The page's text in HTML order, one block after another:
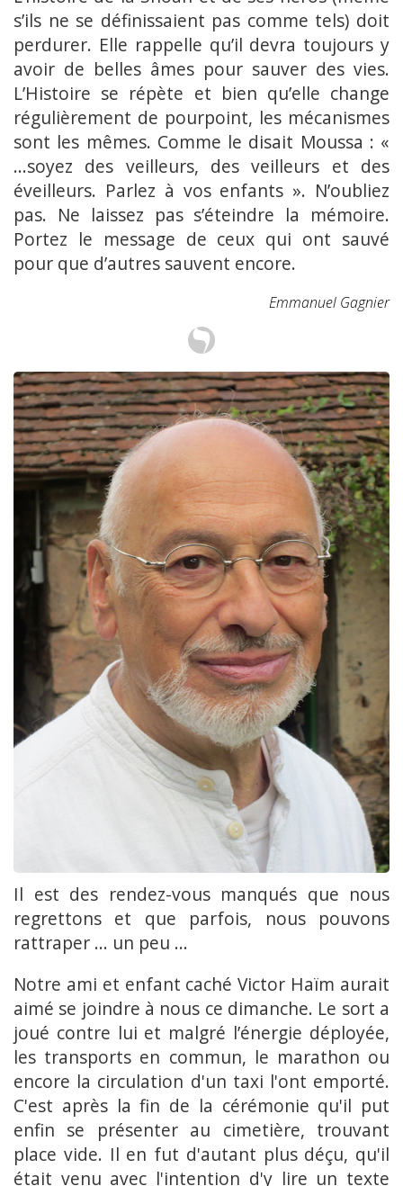
s’ils ne se définissaient pas comme tels) doit
perdurer. Elle rappelle qu’il devra toujours y
avoir de belles âmes pour sauver des vies.
L’Histoire se répète et bien qu’elle change
régulièrement de pourpoint, les mécanismes
sont les mêmes. Comme le disait Moussa : «
...soyez des veilleurs, des veilleurs et des
éveilleurs. Parlez à vos enfants ». N’oubliez
pas. Ne laissez pas s’éteindre la mémoire.
Portez le message de ceux qui ont sauvé
pour que d’autres sauvent encore.
Emmanuel Gagnier
Il est des rendez-vous manqués que nous
regrettons et que parfois, nous pouvons
rattraper ... un peu ...
Notre ami et enfant caché Victor Haïm aurait
aimé se joindre à nous ce dimanche. Le sort a
joué contre lui et malgré l’énergie déployée,
les transports en commun, le marathon ou
encore la circulation d'un taxi l'ont emporté.
C'est après la fin de la cérémonie qu'il put
enfin se présenter au cimetière, trouvant
place vide. Il en fut d'autant plus déçu, qu'il
était venu avec l'intention d'y lire un texte